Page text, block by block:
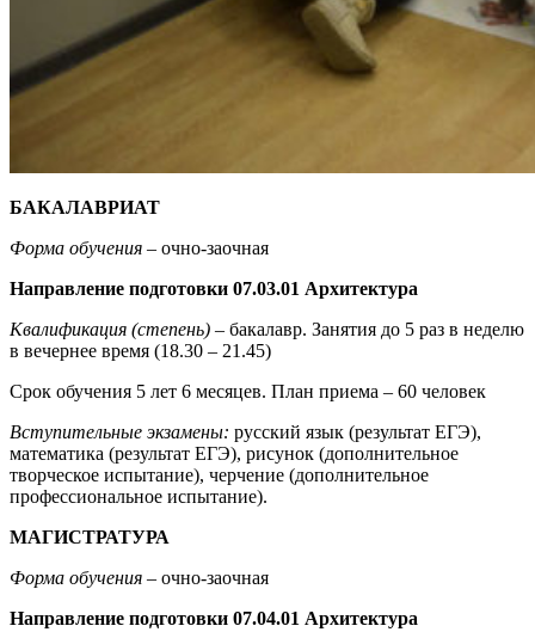
БАКАЛАВРИАТ
Форма обучения – очно-заочная
Направление подготовки 07.03.01 Архитектура
Квалификация (степень) – бакалавр. Занятия до 5 раз в неделю
в вечернее время (18.30 – 21.45)
Срок обучения 5 лет 6 месяцев. План приема – 60 человек
Вступительные экзамены: русский язык (результат ЕГЭ),
математика (результат ЕГЭ), рисунок (дополнительное
творческое испытание), черчение (дополнительное
профессиональное испытание).
МАГИСТРАТУРА
Форма обучения – очно-заочная
Направление подготовки 07.04.01 Архитектура